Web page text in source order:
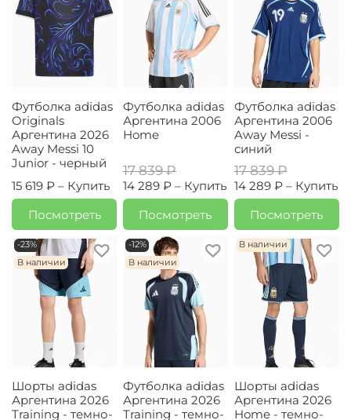
Футболка adidas
Originals
Аргентина 2026
Away Messi 10
Junior - черный
15 619 ₽ – Купить
Посмотреть
Футболка adidas
Аргентина 2006
Home
17 839 ₽
14 289 ₽ – Купить
Посмотреть
Футболка adidas
Аргентина 2006
Away Messi -
синий
17 839 ₽
14 289 ₽ – Купить
Посмотреть
-23%
В наличии
Шорты adidas
Аргентина 2026
Training - темно-
-12%
В наличии
Футболка adidas
Аргентина 2026
Training - темно-
В наличии
Шорты adidas
Аргентина 2026
Home - темно-